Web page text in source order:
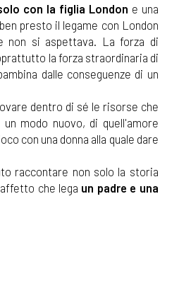
con la figlia London e una
presto il legame con London
non si aspettava. La forza di
la forza straordinaria di
dalle conseguenze di un
dentro di sé le risorse che
modo nuovo, di quell'amore
con una donna alla quale dare
raccontare non solo la storia
che lega un padre e una